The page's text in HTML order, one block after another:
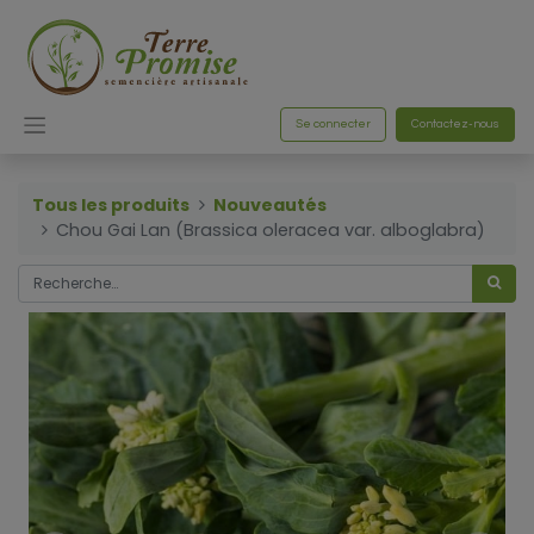
Se connecter Contactez-nous
Tous les produits
Nouveautés
Chou Gai Lan (Brassica oleracea var. alboglabra)